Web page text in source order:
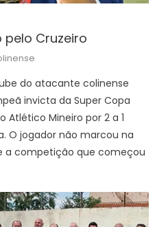
Cruzeiro
do atacante colinense
invicta da Super Copa
Atlético Mineiro por 2 a 1
O jogador não marcou na
a competição que começou